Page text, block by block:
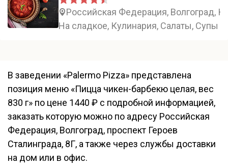
Российская Федерация, Волгоград,
На сладкое, Кулинария, Салаты, Супы
В заведении «Palermo Pizza» представлена
позиция меню «Пицца чикен-барбекю целая, вес
830 г» по цене 1440 ₽ с подробной информацией,
заказать которую можно по адресу Российская
Федерация, Волгоград, проспект Героев
Сталинграда, 8Г, а также через службы доставки
на дом или в офис.